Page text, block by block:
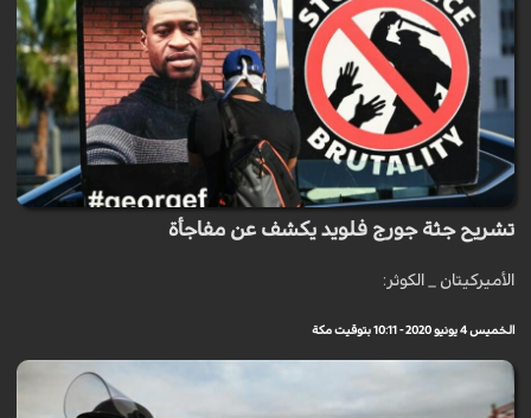
تشريح جثة جورج فلويد يكشف عن مفاجأة
الأميركيتان _ الكوثر:
الخميس 4 يونيو 2020 - 10:11 بتوقيت مكة